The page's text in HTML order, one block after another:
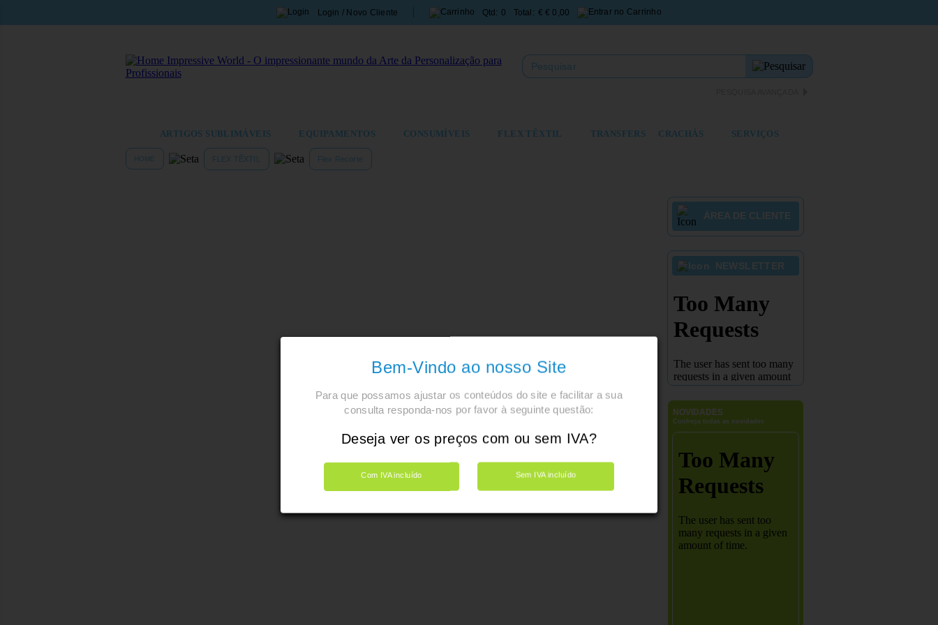
Bem-Vindo ao nosso Site
Para que possamos ajustar os conteúdos do site e facilitar a sua
consulta responda-nos por favor à seguinte questão:
Deseja ver os preços com ou sem IVA?
Com IVA incluído Sem IVA incluído
Login / Novo Cliente Qtd: 0 Total: € € 0,00
ARTIGOS SUBLIMÁVEIS EQUIPAMENTOS CONSUMÍVEIS FLEX TÊXTIL TRANSFERS CRACHÁS SERVIÇOS
HOME FLEX TÊXTIL Flex Recorte
ÁREA DE CLIENTE
NEWSLETTER
NOVIDADES
Conheça todas as novidades